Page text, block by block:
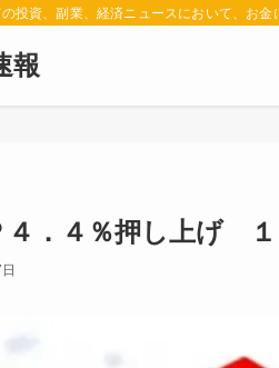
投資、副業、経済ニュースにおいて、お
報
４．４％押し上げ